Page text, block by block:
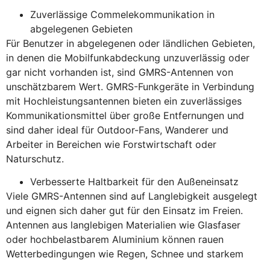
Zuverlässige Commelekommunikation in
abgelegenen Gebieten
Für Benutzer in abgelegenen oder ländlichen Gebieten,
in denen die Mobilfunkabdeckung unzuverlässig oder
gar nicht vorhanden ist, sind GMRS-Antennen von
unschätzbarem Wert. GMRS-Funkgeräte in Verbindung
mit Hochleistungsantennen bieten ein zuverlässiges
Kommunikationsmittel über große Entfernungen und
sind daher ideal für Outdoor-Fans, Wanderer und
Arbeiter in Bereichen wie Forstwirtschaft oder
Naturschutz.
Verbesserte Haltbarkeit für den Außeneinsatz
Viele GMRS-Antennen sind auf Langlebigkeit ausgelegt
und eignen sich daher gut für den Einsatz im Freien.
Antennen aus langlebigen Materialien wie Glasfaser
oder hochbelastbarem Aluminium können rauen
Wetterbedingungen wie Regen, Schnee und starkem